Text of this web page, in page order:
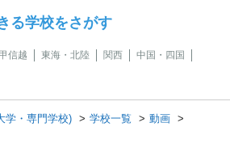
る学校をさがす
信越 東海・北陸 関西
中国・四国
学・専門学校) 学校一覧
動画